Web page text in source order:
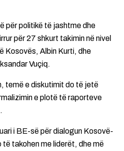
për politikë të jashtme dhe
për 27 shkurt takimin në nivel
Kosovës, Albin Kurti, dhe
Vuçiq.
temë e diskutimit do të jetë
e plotë të raporteve
i BE-së për dialogun Kosovë-
takohen me liderët, dhe më